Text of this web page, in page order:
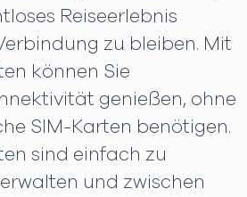
Reiseerlebnis
zu bleiben. Mit
können Sie
genießen, ohne
SIM-Karten benötigen.
sind einfach zu
und zwischen